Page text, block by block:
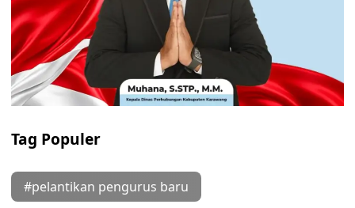
Tag Populer
#pelantikan pengurus baru